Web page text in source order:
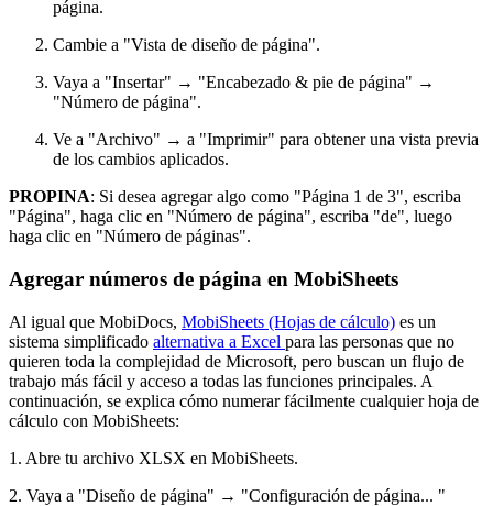
página.
Cambie a "Vista de diseño de página".
Vaya a "Insertar" → "Encabezado & pie de página" →
"Número de página".
Ve a "Archivo" → a "Imprimir" para obtener una vista previa
de los cambios aplicados.
PROPINA: Si desea agregar algo como "Página 1 de 3", escriba
"Página", haga clic en "Número de página", escriba "de", luego
haga clic en "Número de páginas".
Agregar números de página en MobiSheets
Al igual que MobiDocs, MobiSheets (Hojas de cálculo) es un
sistema simplificado alternativa a Excel para las personas que no
quieren toda la complejidad de Microsoft, pero buscan un flujo de
trabajo más fácil y acceso a todas las funciones principales. A
continuación, se explica cómo numerar fácilmente cualquier hoja de
cálculo con MobiSheets:
1. Abre tu archivo XLSX en MobiSheets.
2. Vaya a "Diseño de página" → "Configuración de página... "